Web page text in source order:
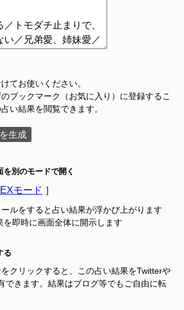
てお使いください。
ブックマーク（お気に入り）に登録するこ
い結果を閲覧できます。
生成
を別のモードで開く
EXモード ］
ルをすると占い結果が浮かび上がります
を即時に画面全体に開示します
る
クリックすると、この占い結果をTwitterや
できます。結果はブログ等でもご自由に転